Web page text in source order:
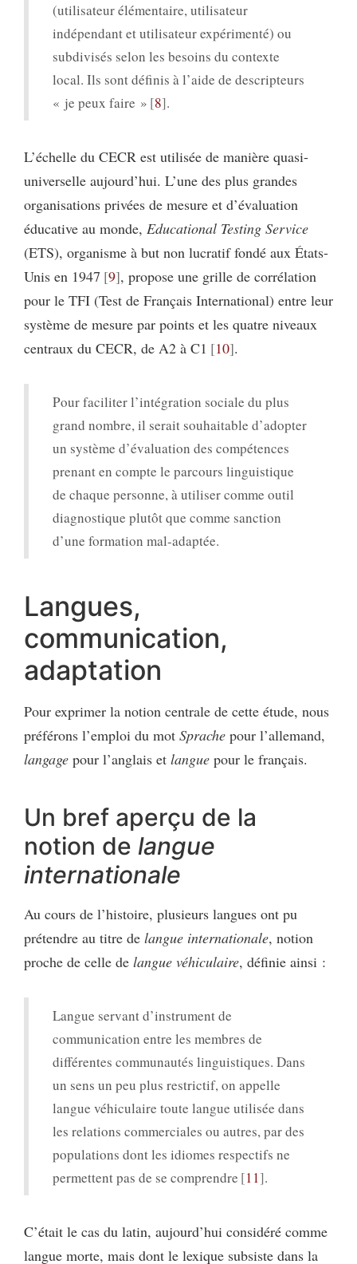
(utilisateur élémentaire, utilisateur
indépendant et utilisateur expérimenté) ou
subdivisés selon les besoins du contexte
local. Ils sont définis à l’aide de descripteurs
« je peux faire » 8 .
L’échelle du CECR est utilisée de manière quasi-
universelle aujourd’hui. L’une des plus grandes
organisations privées de mesure et d’évaluation
éducative au monde, Educational Testing Service
(ETS), organisme à but non lucratif fondé aux États-
Unis en 1947 9 , propose une grille de corrélation
pour le TFI (Test de Français International) entre leur
système de mesure par points et les quatre niveaux
centraux du CECR, de A2 à C1 10 .
Pour faciliter l’intégration sociale du plus
grand nombre, il serait souhaitable d’adopter
un système d’évaluation des compétences
prenant en compte le parcours linguistique
de chaque personne, à utiliser comme outil
diagnostique plutôt que comme sanction
d’une formation mal-adaptée.
Langues,
communication,
adaptation
Pour exprimer la notion centrale de cette étude, nous
préférons l’emploi du mot Sprache pour l’allemand,
langage pour l’anglais et langue pour le français.
Un bref aperçu de la
notion de langue
internationale
Au cours de l’histoire, plusieurs langues ont pu
prétendre au titre de langue internationale, notion
proche de celle de langue véhiculaire, définie ainsi :
Langue servant d’instrument de
communication entre les membres de
différentes communautés linguistiques. Dans
un sens un peu plus restrictif, on appelle
langue véhiculaire toute langue utilisée dans
les relations commerciales ou autres, par des
populations dont les idiomes respectifs ne
permettent pas de se comprendre 11 .
C’était le cas du latin, aujourd’hui considéré comme
langue morte, mais dont le lexique subsiste dans la